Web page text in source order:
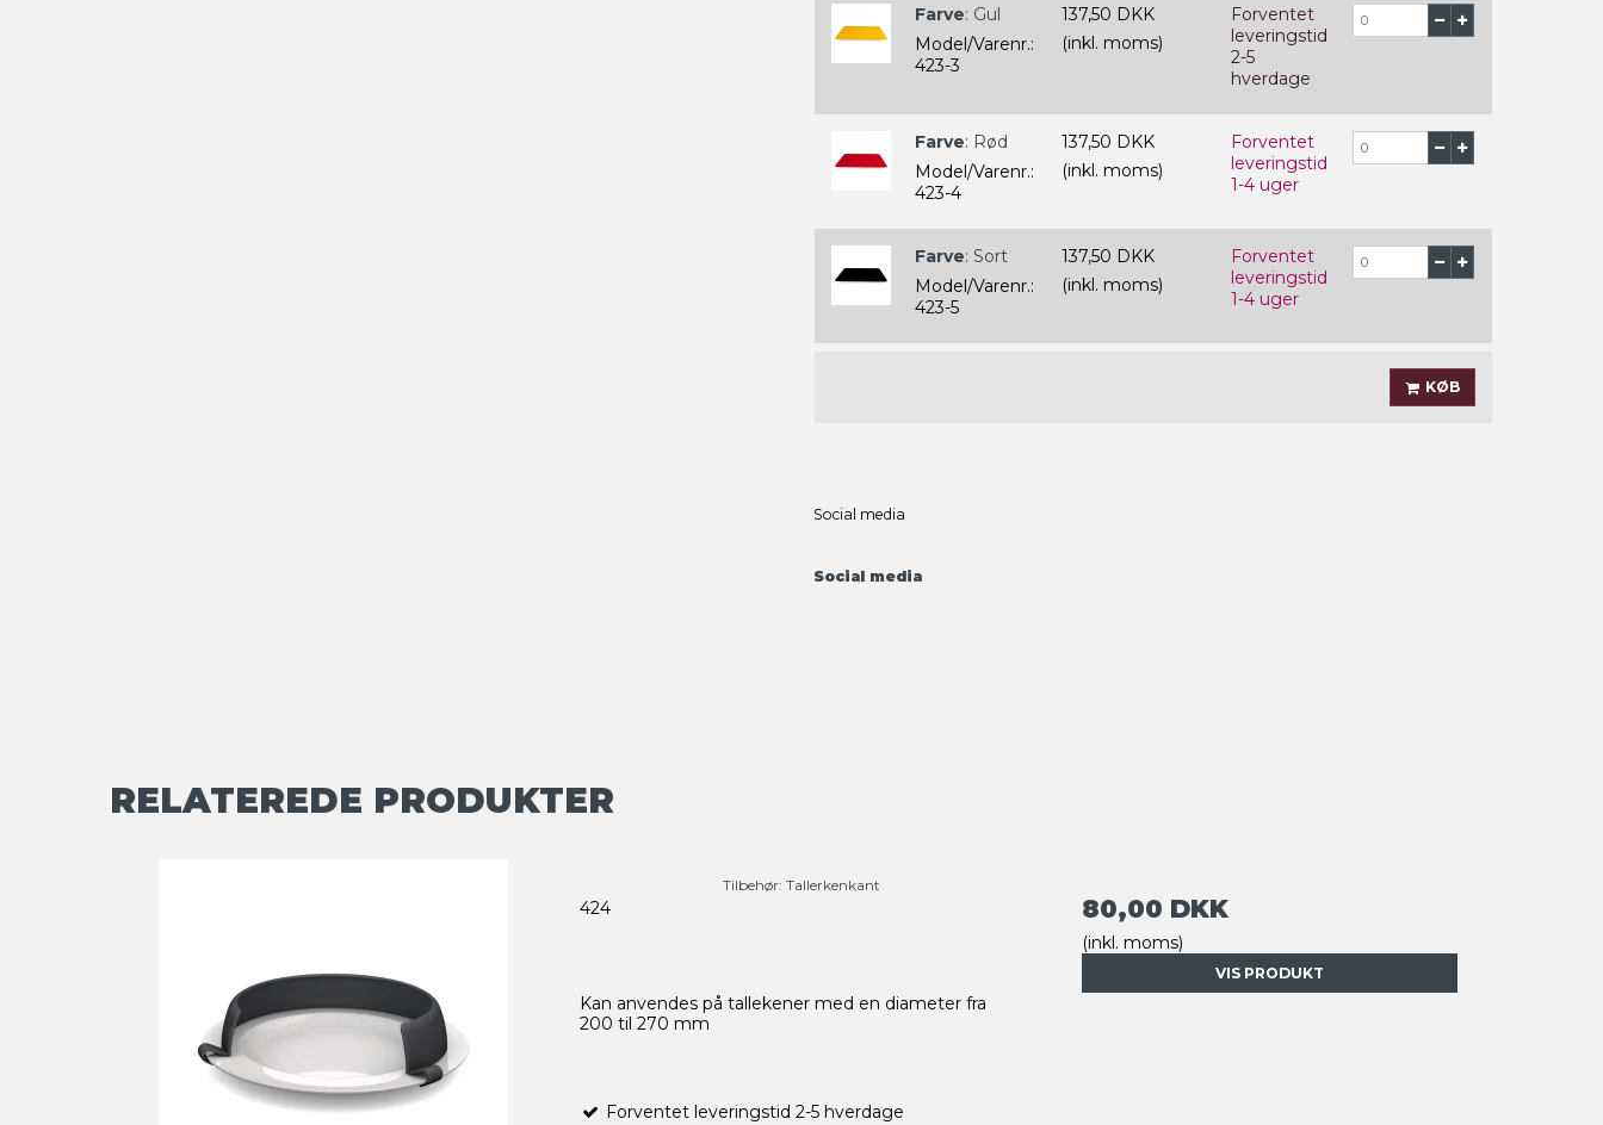
Farve: Gul
Model/Varenr.:
423-3
137,50 DKK
(inkl. moms)
Forventet
leveringstid
2-5
hverdage
Farve: Rød
Model/Varenr.:
423-4
137,50 DKK
(inkl. moms)
Forventet
leveringstid
1-4 uger
Farve: Sort
Model/Varenr.:
423-5
137,50 DKK
(inkl. moms)
Forventet
leveringstid
1-4 uger
KØB
Social media
Social media
RELATEREDE PRODUKTER
Tilbehør: Tallerkenkant
424
Kan anvendes på tallekener med en diameter fra
200 til 270 mm
Forventet leveringstid 2-5 hverdage
80,00 DKK
(inkl. moms)
VIS PRODUKT